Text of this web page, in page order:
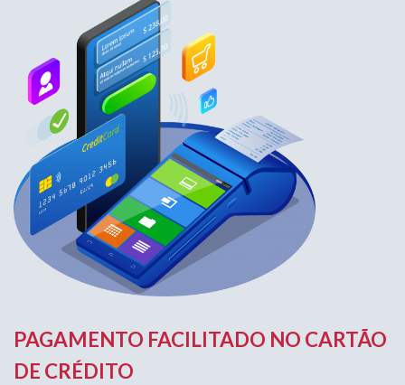
PAGAMENTO FACILITADO NO CARTÃO
DE CRÉDITO